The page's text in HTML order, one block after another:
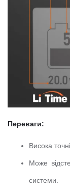
Переваги:
Висока
Може
системи.